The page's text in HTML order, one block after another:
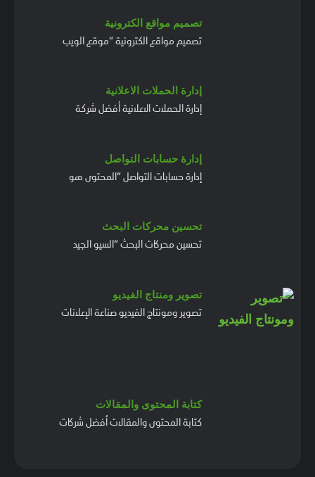
تصميم مواقع الكترونية
تصميم مواقع الكترونية “موقع الويب
إدارة الحملات الاعلانية
إدارة الحملات الاعلانية أفضل شركة
إدارة حسابات التواصل
إدارة حسابات التواصل “المحتوى هو
تحسين محركات البحث
تحسين محركات البحث “السيو الجيد
تصوير ومنتاج الفيديو
تصوير ومونتاج الفيديو صناعة الإعلانات
كتابة المحتوى والمقالات
كتابة المحتوى والمقالات أفضل شركات